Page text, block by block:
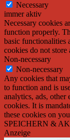
Necessary
immer aktiv
Necessary cookies
function properly.
basic functionalities
cookies do not
Non-necessary
Non-necessary
Any cookies that
to function and is
analytics, ads, other
cookies. It is
these cookies on
SPEICHERN &
Anzeige